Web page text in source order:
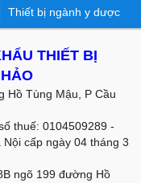
Thiết bị ngành y dược
THIẾT BỊ
Hồ Tùng Mậu, P Cầu
thuế: 0104509289 -
cấp ngày 04 tháng 3
ngõ 199 đường Hồ